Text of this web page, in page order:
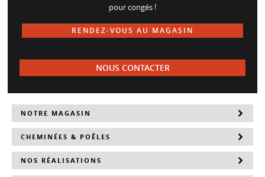
pour congés !
RENDEZ-VOUS AU MAGASIN
NOUS CONTACTER
NOTRE MAGASIN
CHEMINÉES & POÊLES
NOS RÉALISATIONS